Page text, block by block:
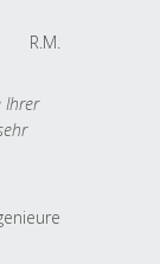
R.M.
Ihrer